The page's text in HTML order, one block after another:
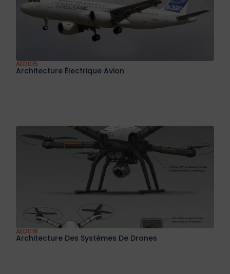
AED015
Architecture Électrique Avion
AED016
Architecture Des Systèmes De Drones